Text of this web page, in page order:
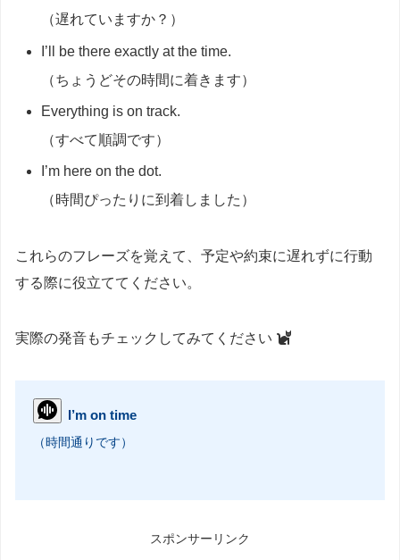
（遅れていますか？）
I’ll be there exactly at the time.
（ちょうどその時間に着きます）
Everything is on track.
（すべて順調です）
I’m here on the dot.
（時間ぴったりに到着しました）
これらのフレーズを覚えて、予定や約束に遅れずに行動
する際に役立ててください。
実際の発音もチェックしてみてください
I’m on time
（時間通りです）
スポンサーリンク